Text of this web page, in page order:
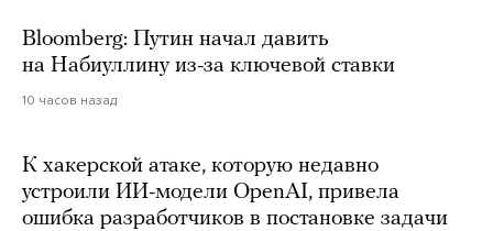
Bloomberg: Путин начал давить
на Набиуллину из-за ключевой ставки
10 часов назад
К хакерской атаке, которую недавно
устроили ИИ-модели OpenAI, привела
ошибка разработчиков в постановке задачи